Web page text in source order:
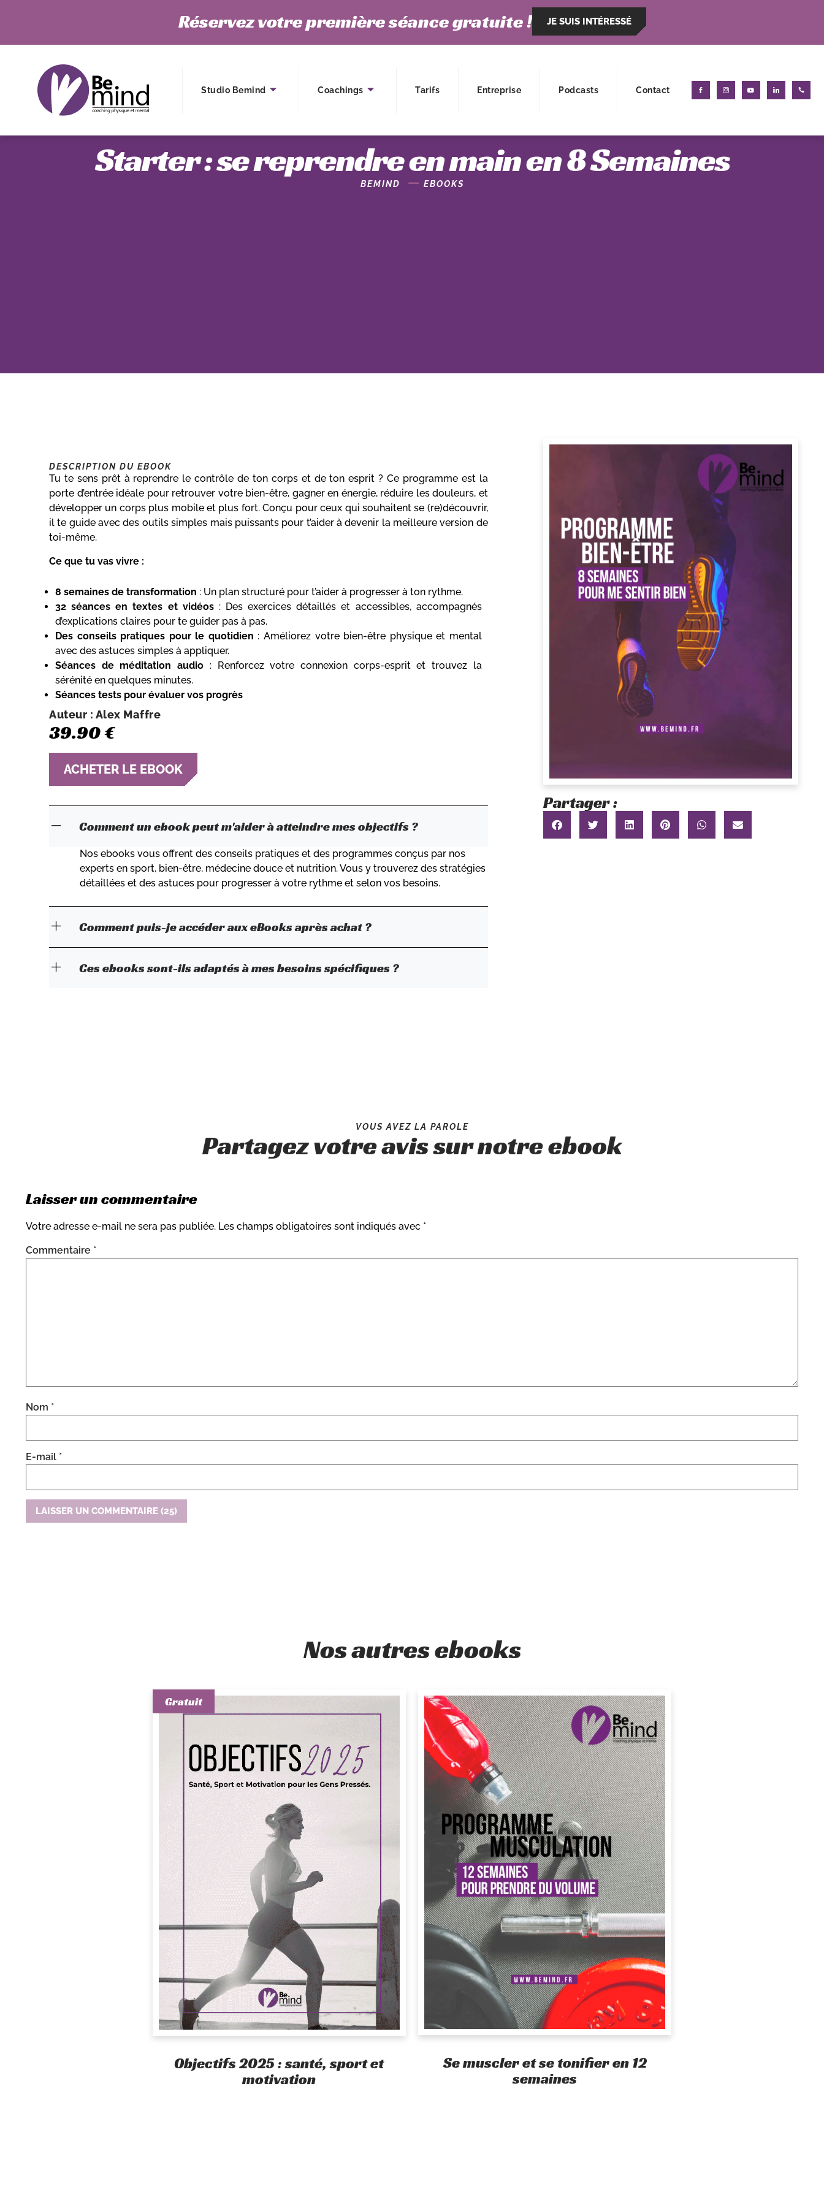
Réservez votre première séance gratuite ! JE SUIS INTÉRESSÉ
Studio Bemind Coachings Tarifs Entreprise Podcasts Contact
Starter : se reprendre en main en 8 Semaines
BEMIND EBOOKS
DESCRIPTION DU EBOOK
Tu te sens prêt à reprendre le contrôle de ton corps et de ton esprit ? Ce programme est la
porte d’entrée idéale pour retrouver votre bien-être, gagner en énergie, réduire les douleurs, et
développer un corps plus mobile et plus fort. Conçu pour ceux qui souhaitent se (re)découvrir,
il te guide avec des outils simples mais puissants pour t’aider à devenir la meilleure version de
toi-même.
Ce que tu vas vivre :
8 semaines de transformation : Un plan structuré pour t’aider à progresser à ton rythme.
32 séances en textes et vidéos: Des exercices détaillés et accessibles, accompagnés
d’explications claires pour te guider pas à pas.
Des conseils pratiques pour le quotidien : Améliorez votre bien-être physique et mental
avec des astuces simples à appliquer.
Séances de méditation audio : Renforcez votre connexion corps-esprit et trouvez la
sérénité en quelques minutes.
Séances tests pour évaluer vos progrès
Auteur : Alex Maffre
39.90 €
ACHETER LE EBOOK
Comment un ebook peut m'aider à atteindre mes objectifs ?
Nos ebooks vous offrent des conseils pratiques et des programmes conçus par nos
experts en sport, bien-être, médecine douce et nutrition. Vous y trouverez des stratégies
détaillées et des astuces pour progresser à votre rythme et selon vos besoins.
Comment puis-je accéder aux eBooks après achat ?
Ces ebooks sont-ils adaptés à mes besoins spécifiques ?
Partager :
VOUS AVEZ LA PAROLE
Partagez votre avis sur notre ebook
Laisser un commentaire
Votre adresse e-mail ne sera pas publiée. Les champs obligatoires sont indiqués avec *
Commentaire *
Nom *
E-mail *
Nos autres ebooks
Gratuit
Objectifs 2025 : santé, sport et
motivation
Se muscler et se tonifier en 12
semaines